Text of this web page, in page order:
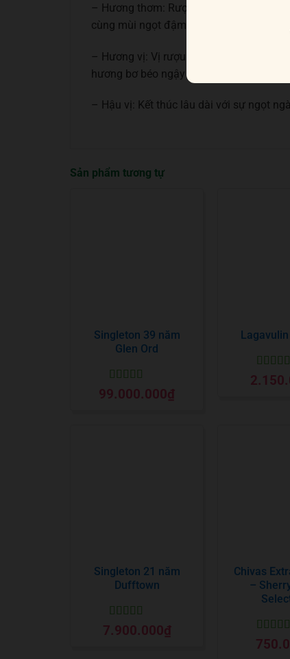
– Hương thơm: Rượu Glen Grant 21
cùng mùi ngọt đậm của nho khô và kẹo
– Hương vị: Vị rượu tròn đầy căng
hương bơ béo ngậy sâu thẳm.
– Hậu vị: Kết thúc lâu dài với sự ngọt
Sản phẩm tương tự
Singleton 39 năm
Glen Ord
Được xếp
hạng 5 5 sao
99.000.000₫
Được
hạng5
Singleton 21 năm
Dufftown
Được xếp
hạng55 sao
7.900.000₫
Chivas
–
Được
hạng5